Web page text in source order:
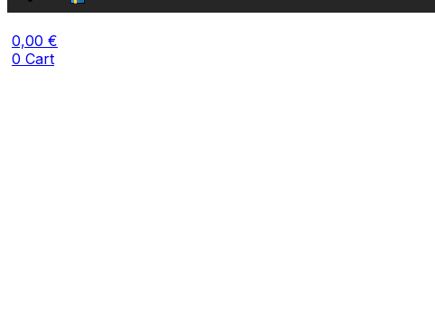
0,00 €
0 Cart